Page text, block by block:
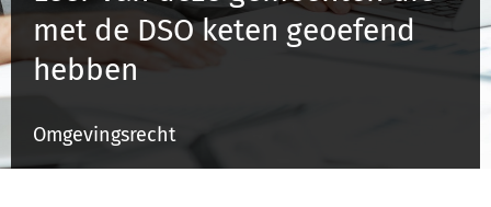
met de DSO keten geoefend
hebben
Omgevingsrecht